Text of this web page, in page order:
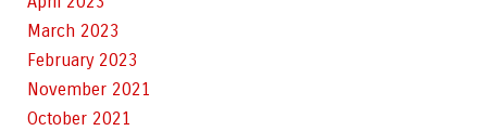
March 2023
February 2023
November 2021
October 2021